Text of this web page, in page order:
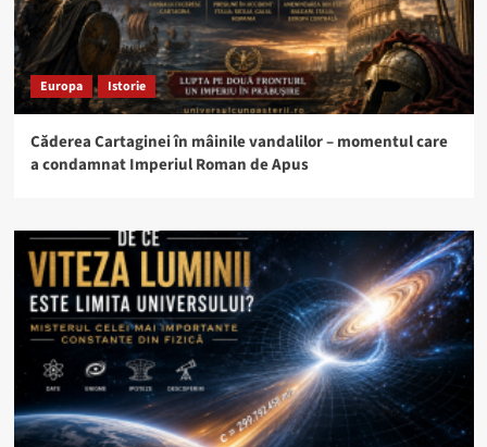
Europa Istorie
Căderea Cartaginei în mâinile vandalilor – momentul care
a condamnat Imperiul Roman de Apus